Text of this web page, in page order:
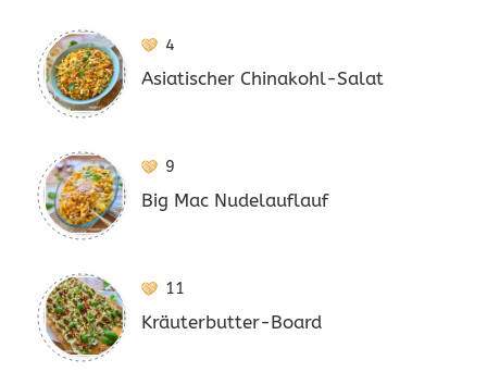
4
Asiatischer Chinakohl-Salat
9
Big Mac Nudelauflauf
11
Kräuterbutter-Board